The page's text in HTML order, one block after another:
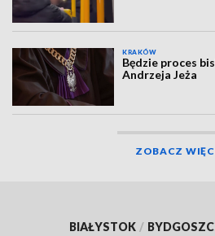
KRAKÓW
Będzie proces
Andrzeja Jeża
ZOBACZ
BIAŁYSTOK /